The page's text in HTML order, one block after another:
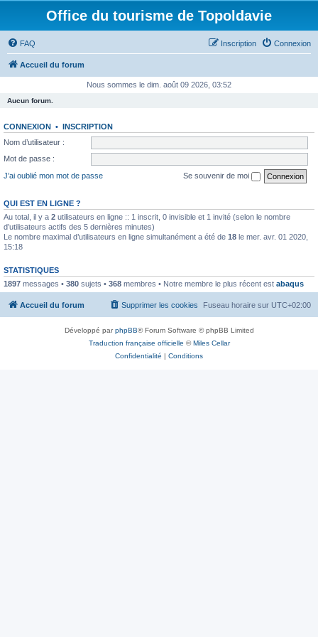
Office du tourisme de Topoldavie
FAQ Connexion
Inscription
Accueil du forum
Nous sommes le dim. août 09 2026, 03:52
Aucun forum.
CONNEXION • INSCRIPTION
Nom d’utilisateur :
Mot de passe :
J’ai oublié mon mot de passe
Se souvenir de moi
QUI EST EN LIGNE ?
Au total, il y a 2 utilisateurs en ligne :: 1 inscrit, 0 invisible et 1 invité (selon le nombre
d’utilisateurs actifs des 5 dernières minutes)
Le nombre maximal d’utilisateurs en ligne simultanément a été de 18 le mer. avr. 01 2020,
15:18
STATISTIQUES
1897 messages • 380 sujets • 368 membres • Notre membre le plus récent est abaqus
Accueil du forum Fuseau horaire sur UTC+02:00
Supprimer les cookies
Développé parphpBB® Forum Software © phpBB Limited
Traduction française officielle ©Miles Cellar
Confidentialité | Conditions